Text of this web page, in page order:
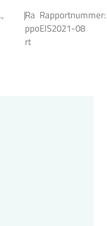
|Ra
ppo
rt
Rapportnummer:
EIS2021-08